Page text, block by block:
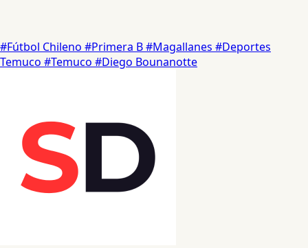
#Fútbol Chileno #Primera B#Magallanes #Deportes
Temuco #Temuco #Diego Bounanotte